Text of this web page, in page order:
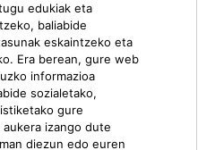
Youtube
Ivoox
Sistema
edukiak eta
baliabide
eskaintzeko eta
Era berean, gure web
informazioa
sozialetako,
gure
izango dute
diezun edo euren